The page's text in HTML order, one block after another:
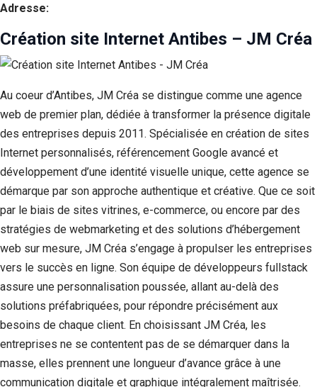
Adresse:
Création site Internet Antibes – JM Créa
Au coeur d’Antibes, JM Créa se distingue comme une agence
web de premier plan, dédiée à transformer la présence digitale
des entreprises depuis 2011. Spécialisée en création de sites
Internet personnalisés, référencement Google avancé et
développement d’une identité visuelle unique, cette agence se
démarque par son approche authentique et créative. Que ce soit
par le biais de sites vitrines, e-commerce, ou encore par des
stratégies de webmarketing et des solutions d’hébergement
web sur mesure, JM Créa s’engage à propulser les entreprises
vers le succès en ligne. Son équipe de développeurs fullstack
assure une personnalisation poussée, allant au-delà des
solutions préfabriquées, pour répondre précisément aux
besoins de chaque client. En choisissant JM Créa, les
entreprises ne se contentent pas de se démarquer dans la
masse, elles prennent une longueur d’avance grâce à une
communication digitale et graphique intégralement maîtrisée.